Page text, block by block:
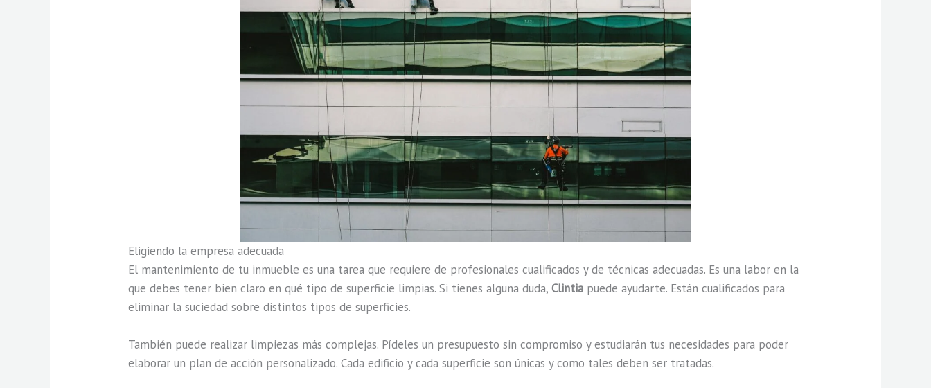
Eligiendo la empresa adecuada
El mantenimiento de tu inmueble es una tarea que requiere de profesionales cualificados y de técnicas adecuadas. Es una labor en la
que debes tener bien claro en qué tipo de superficie limpias. Si tienes alguna duda,Clintia puede ayudarte. Están cualificados para
eliminar la suciedad sobre distintos tipos de superficies.
También puede realizar limpiezas más complejas. Pídeles un presupuesto sin compromiso y estudiarán tus necesidades para poder
elaborar un plan de acción personalizado. Cada edificio y cada superficie son únicas y como tales deben ser tratadas.